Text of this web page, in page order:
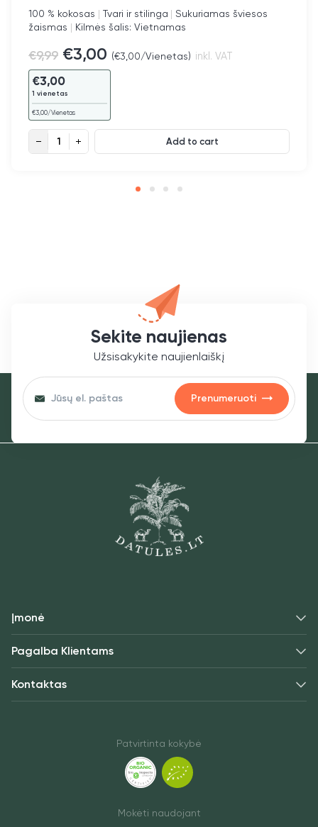
100 % kokosas | Tvari ir stilinga | Sukuriamas šviesos
žaismas | Kilmės šalis: Vietnamas
€9,99 €3,00 (€3,00/Vienetas) inkl. VAT
€3,00
1 vienetas
€3,00/Vienetas
Žvakidė „U“ quantity Add to cart
Sekite naujienas
Užsisakykite naujienlaiškį
Prenumeruoti
Įmonė
Pagalba Klientams
Kontaktas
Patvirtinta kokybė
Mokėti naudojant